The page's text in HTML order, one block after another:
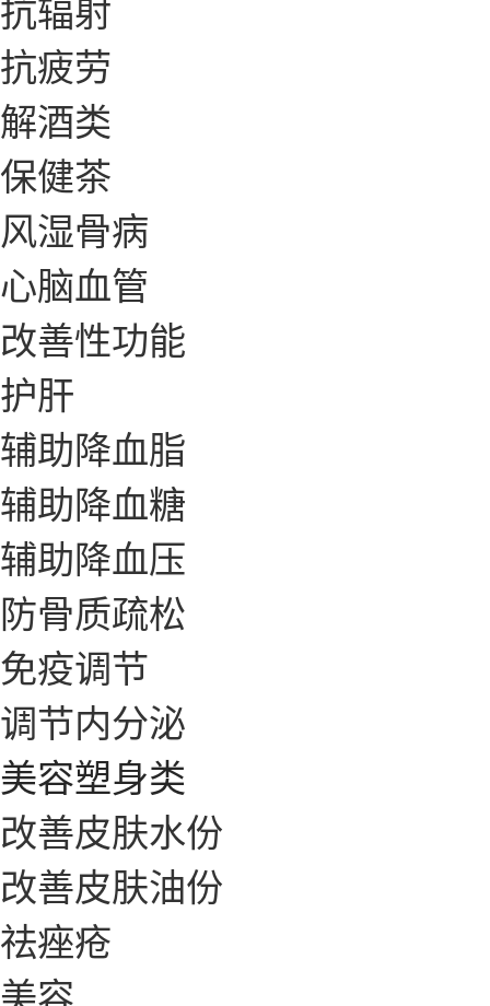
抗辐射
抗疲劳
解酒类
保健茶
风湿骨病
心脑血管
改善性功能
护肝
辅助降血脂
辅助降血糖
辅助降血压
防骨质疏松
免疫调节
调节内分泌
美容塑身类
改善皮肤水份
改善皮肤油份
祛痤疮
美容